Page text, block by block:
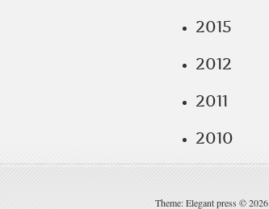
2015
2012
2011
2010
Theme: Elegant press © 2026